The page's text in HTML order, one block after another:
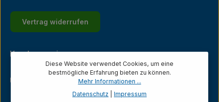
Vertrag widerrufen
Kundenservice
Unternehmen
Diese Website verwendet Cookies, um eine
bestmögliche Erfahrung bieten zu können.
Mehr Informationen ...
Datenschutz
Impressum